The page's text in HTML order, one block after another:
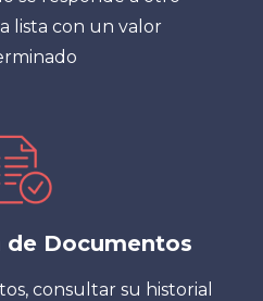
lista con un valor
Documentos
consultar su historial